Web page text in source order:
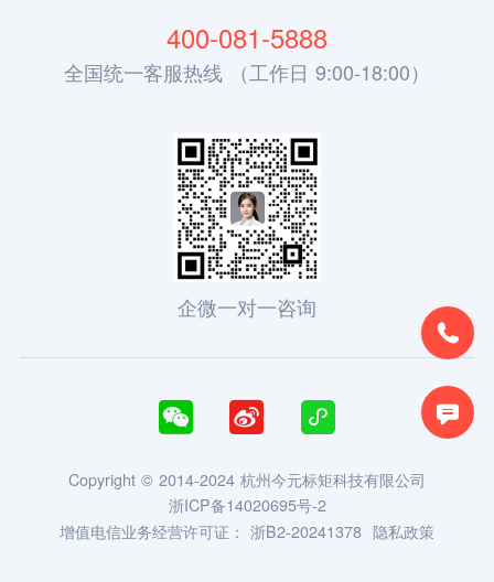


400-081-5888
全国统一客服热线 （工作日 9:00-18:00）
企微一对一咨询
  
Copyright © 2014-2024 杭州今元标矩科技有限公司
浙ICP备14020695号-2
增值电信业务经营许可证： 浙B2-20241378 隐私政策